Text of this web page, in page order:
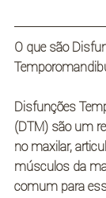
O que são
Disfunções
(DTM) são um
no maxilar,
músculos da
comum para